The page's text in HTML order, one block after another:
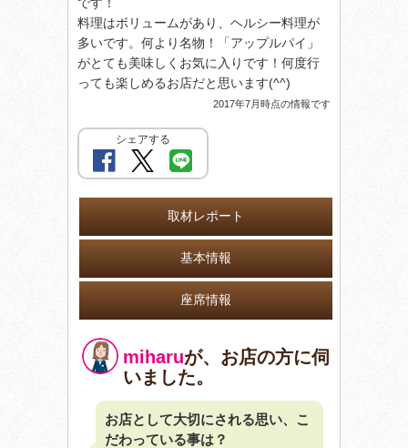
です！
料理はボリュームがあり、ヘルシー料理が
多いです。何より名物！「アップルパイ」
がとても美味しくお気に入りです！何度行
っても楽しめるお店だと思います(^^)
2017年7月時点の情報です
シェアする
取材レポート
基本情報
座席情報
miharuが、お店の方に伺
いました。
お店として大切にされる思い、こ
だわっている事は？